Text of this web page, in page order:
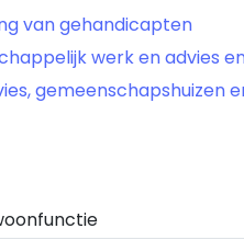
van gehandicapten
werk en advies
gemeenschapshuizen